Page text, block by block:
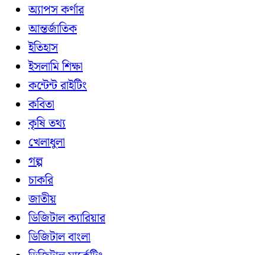
অ্যাপস কর্ণার
আন্তর্জাতিক
ইতিহাস
ইসলামি শিক্ষা
কন্টেন্ট রাইটিং
কবিতা
কৃষি তথ্য
খেলাধুলা
গল্প
চাকরি
জাতীয়
ডিজিটাল ক্যারিয়ার
ডিজিটাল বাংলা